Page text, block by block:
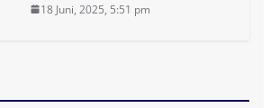
18 Juni, 2025, 5:51 pm